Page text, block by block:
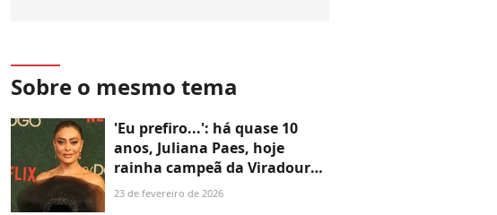
Sobre o mesmo tema
'Eu prefiro...': há quase 10
anos, Juliana Paes, hoje
rainha campeã da Viradouro,
reprovou Photoshop que
23 de fevereiro de 2026